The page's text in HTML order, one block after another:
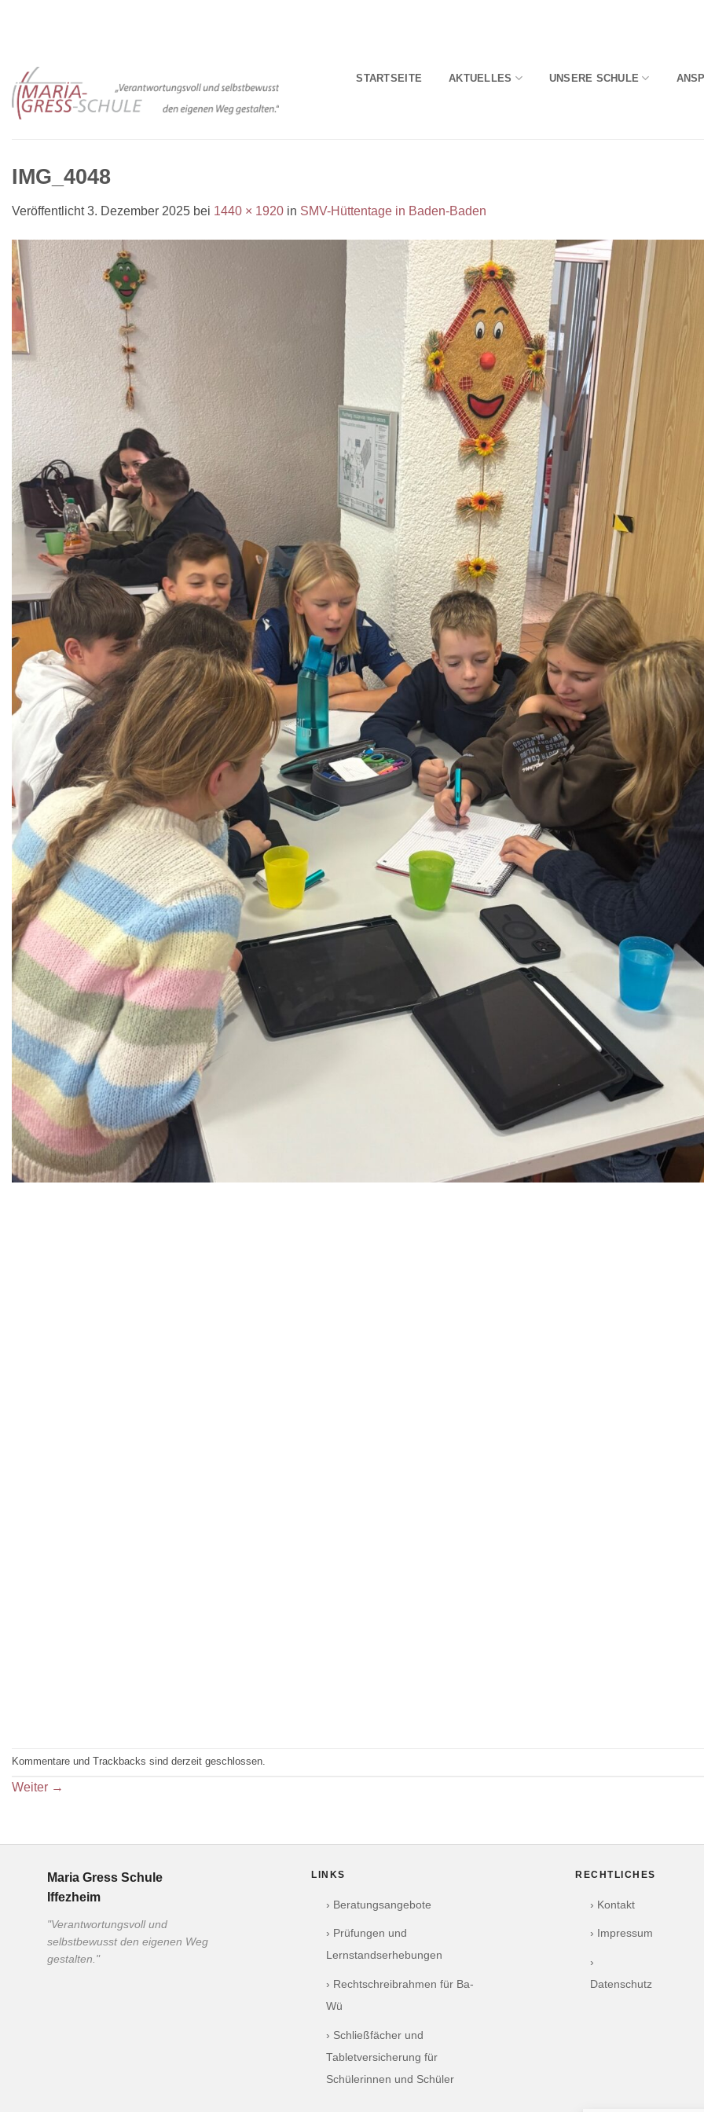
STARTSEITE AKTUELLES UNSERE SCHULE
IMG_4048
Veröffentlicht3. Dezember 2025 bei 1440 × 1920 in SMV-Hüttentage in Baden-Baden
Kommentare und Trackbacks sind derzeit geschlossen.
Weiter →
Maria Gress Schule
Iffezheim
"Verantwortungsvoll und
selbstbewusst den eigenen Weg
gestalten."
LINKS
› Beratungsangebote
› Prüfungen und
Lernstandserhebungen
› Rechtschreibrahmen für Ba-
Wü
› Schließfächer und
Tabletversicherung für
Schülerinnen und Schüler
RECHTLICHES
› Kontakt
› Impressum
›
Datenschutz